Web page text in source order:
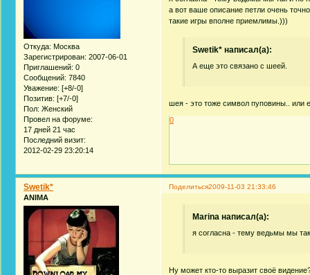
Откуда: Москва
Зарегистрирован: 2007-06-01
Приглашений: 0
Сообщений: 7840
Уважение: [+8/-0]
Позитив: [+7/-0]
Пол: Женский
Провел на форуме:
17 дней 21 час
Последний визит:
2012-02-29 23:20:14
а вот ваше описание петли очень
такие игры вполне приемлимы.)))
Swetik* написал(а):
А еще это связано с шеей.
шея - это тоже символ пуповины.. или
0
Поделиться2009-11-03 21:33:46
Swetik*
ANIMA
Marina написал(а):
я согласна - тему ведьмы мы
Ну может кто-то выразит своё